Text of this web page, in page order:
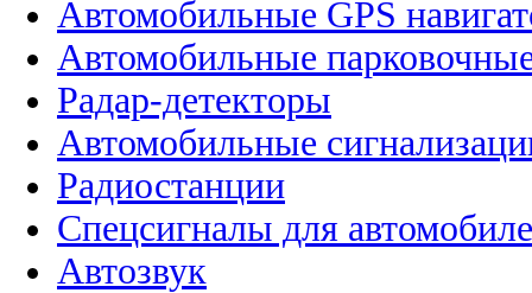
Автомобильные GPS
Автомобильные
Радар-детекторы
Автомобильные
Радиостанции
Спецсигналы для
Автозвук